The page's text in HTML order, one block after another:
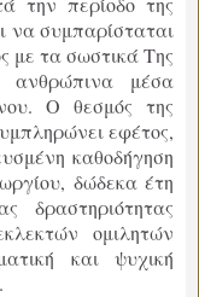
να συμπαρίσταται
με τα σωστικά Της
ανθρώπινα μέσα
Ο θεσμός της
εφέτος,
καθοδήγηση
δώδεκα έτη
δραστηριότητας
ομιλητών
και ψυχική